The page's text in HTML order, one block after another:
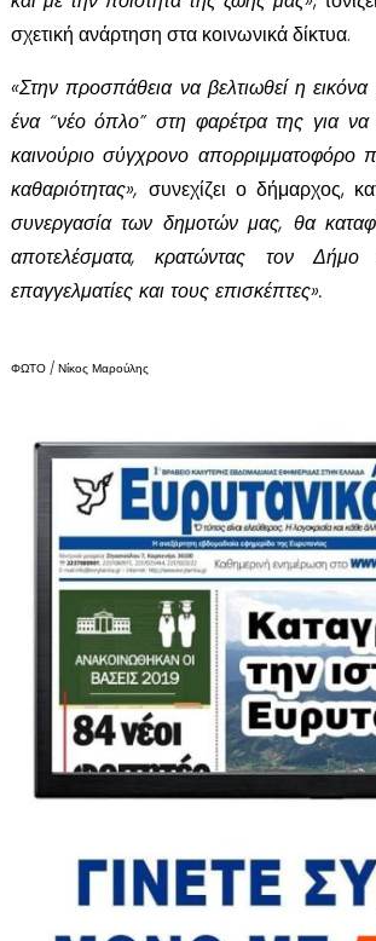
σχετική ανάρτηση στα κοινωνικά δίκτυα.
«Στην προσπάθεια να βελτιωθεί η
ένα “νέο όπλο” στη φαρέτρα της για
καινούριο σύγχρονο απορριμματοφόρο
καθαριότητας»,συνεχίζει ο δήμαρχος,
συνεργασία των δημοτών μας, θα
αποτελέσματα, κρατώντας τον
επαγγελματίες και τους επισκέπτες».
ΦΩΤΟ / Νίκος Μαρούλης